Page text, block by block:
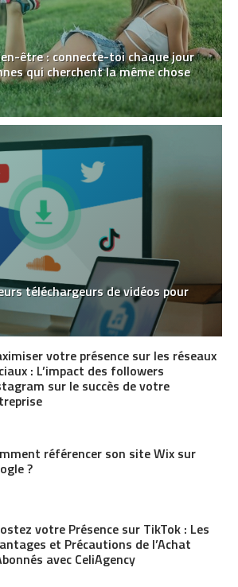
être : connecte-toi chaque jour
qui cherchent la même chose
téléchargeurs de vidéos pour
votre présence sur les réseaux
: L’impact des followers
sur le succès de votre
référencer son site Wix sur
?
votre Présence sur TikTok : Les
et Précautions de l’Achat
avec CeliAgency